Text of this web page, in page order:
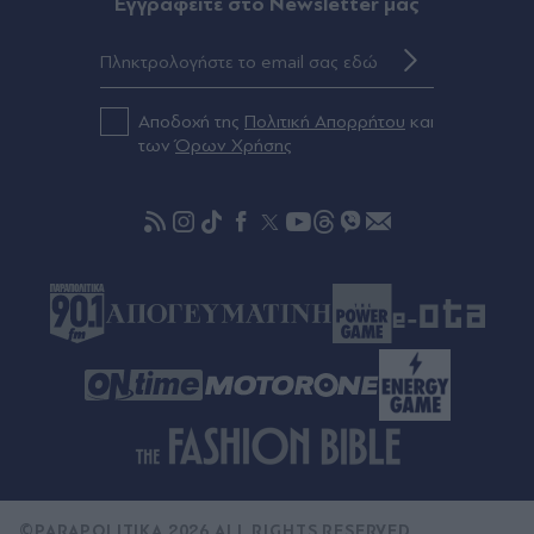
πριν μία ώρα
Η λύση δεν είναι ένας άνθρωπος µέσα στο
πριν μία ώρα
Αποδοχή της Πολιτική Απορρήτου και
τωνΌρων Χρήσης